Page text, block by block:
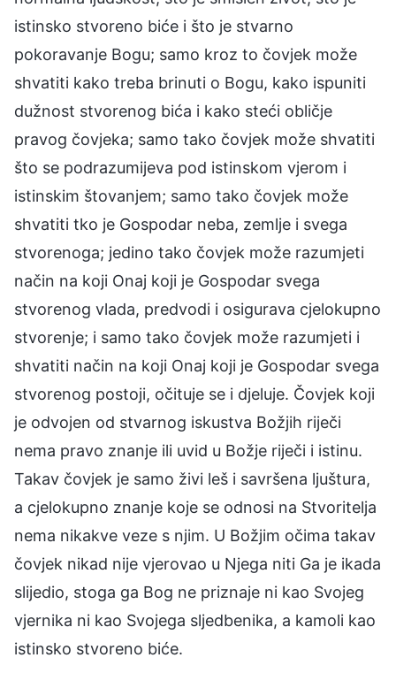
istinsko stvoreno biće i što je stvarno
pokoravanje Bogu; samo kroz to čovjek može
shvatiti kako treba brinuti o Bogu, kako ispuniti
dužnost stvorenog bića i kako steći obličje
pravog čovjeka; samo tako čovjek može shvatiti
što se podrazumijeva pod istinskom vjerom i
istinskim štovanjem; samo tako čovjek može
shvatiti tko je Gospodar neba, zemlje i svega
stvorenoga; jedino tako čovjek može razumjeti
način na koji Onaj koji je Gospodar svega
stvorenog vlada, predvodi i osigurava cjelokupno
stvorenje; i samo tako čovjek može razumjeti i
shvatiti način na koji Onaj koji je Gospodar svega
stvorenog postoji, očituje se i djeluje. Čovjek koji
je odvojen od stvarnog iskustva Božjih riječi
nema pravo znanje ili uvid u Božje riječi i istinu.
Takav čovjek je samo živi leš i savršena ljuštura,
a cjelokupno znanje koje se odnosi na Stvoritelja
nema nikakve veze s njim. U Božjim očima takav
čovjek nikad nije vjerovao u Njega niti Ga je ikada
slijedio, stoga ga Bog ne priznaje ni kao Svojeg
vjernika ni kao Svojega sljedbenika, a kamoli kao
istinsko stvoreno biće.